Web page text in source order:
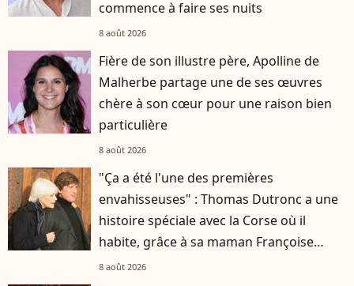
commence à faire ses nuits
8 août 2026
Fière de son illustre père, Apolline de
Malherbe partage une de ses œuvres
chère à son cœur pour une raison bien
particulière
8 août 2026
"Ça a été l'une des premières
envahisseuses" : Thomas Dutronc a une
histoire spéciale avec la Corse où il
habite, grâce à sa maman Françoise
Hardy
8 août 2026